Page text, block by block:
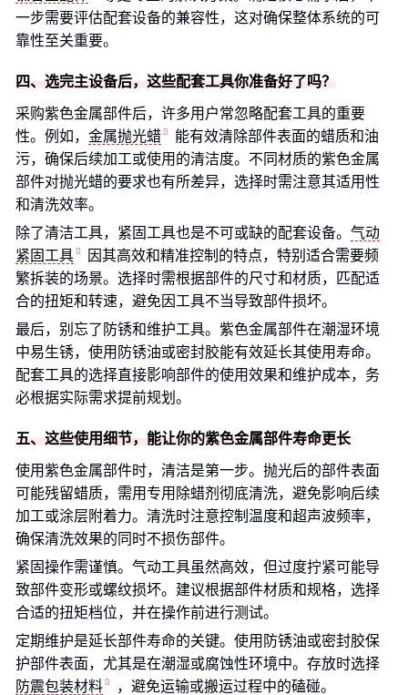
一步需要评估配套设备的兼容性，这对确保整体系统的可
靠性至关重要。
四、选完主设备后，这些配套工具你准备好了吗？
采购紫色金属部件后，许多用户常忽略配套工具的重要
性。例如， 金属抛光蜡
能有效清除部件表面的蜡质和油
污，确保后续加工或使用的清洁度。不同材质的紫色金属
部件对抛光蜡的要求也有所差异，选择时需注意其适用性
和清洗效率。
除了清洁工具，紧固工具也是不可或缺的配套设备。 气动
紧固工具
因其高效和精准控制的特点，特别适合需要频
繁拆装的场景。选择时需根据部件的尺寸和材质，匹配适
合的扭矩和转速，避免因工具不当导致部件损坏。
最后，别忘了防锈和维护工具。紫色金属部件在潮湿环境
中易生锈，使用防锈油或密封胶能有效延长其使用寿命。
配套工具的选择直接影响部件的使用效果和维护成本，务
必根据实际需求提前规划。
五、这些使用细节，能让你的紫色金属部件寿命更长
使用紫色金属部件时，清洁是第一步。抛光后的部件表面
可能残留蜡质，需用专用除蜡剂彻底清洗，避免影响后续
加工或涂层附着力。清洗时注意控制温度和超声波频率，
确保清洗效果的同时不损伤部件。
紧固操作需谨慎。气动工具虽然高效，但过度拧紧可能导
致部件变形或螺纹损坏。建议根据部件材质和规格，选择
合适的扭矩档位，并在操作前进行测试。
定期维护是延长部件寿命的关键。使用防锈油或密封胶保
护部件表面，尤其是在潮湿或腐蚀性环境中。存放时选择
防震包装材料
，避免运输或搬运过程中的磕碰。